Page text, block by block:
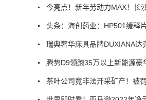
今亮点！新年劳动力MAX！长
头条：海创药业：HP501缓释
瑞典奢华床具品牌DUXIANA达
腾势D9领跑35万以上新能源豪
茶叶公司竟非法开采矿产！被